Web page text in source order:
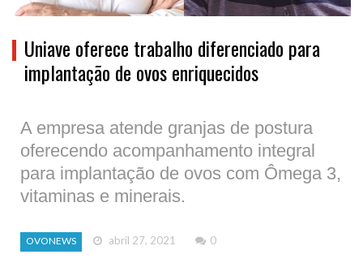
Uniave oferece trabalho diferenciado para
implantação de ovos enriquecidos
A empresa atende granjas de postura
oferecendo acompanhamento integral
para implantação de ovos com Ômega 3,
vitaminas e minerais.
OVONEWS abril 27, 2021 0